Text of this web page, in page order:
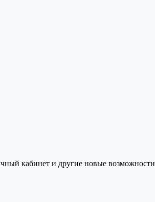
кабинет и другие новые возможности